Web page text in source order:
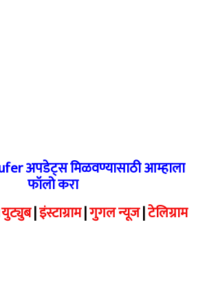
अपडेट्स मिळवण्यासाठी आम्हाला
फॉलो करा
युट्युब|इंस्टाग्राम|गुगल न्यूज|टेलिग्राम